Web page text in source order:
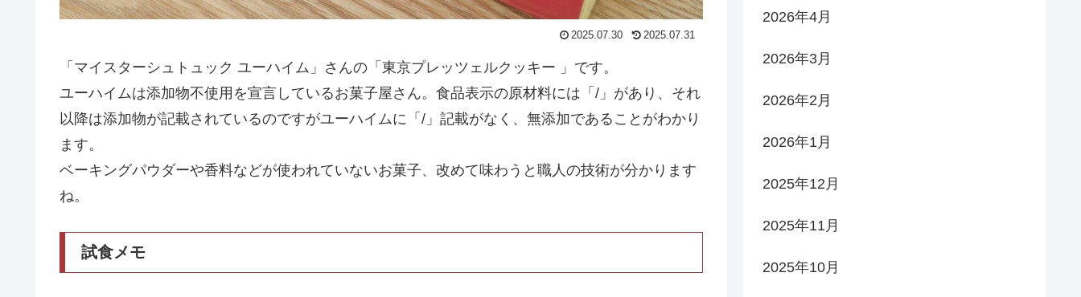
2025.07.30 2025.07.31
「マイスターシュトュック ユーハイム」さんの「東京プレッツェルクッキー 」です。
ユーハイムは添加物不使用を宣言しているお菓子屋さん。食品表示の原材料には「/」があり、それ
以降は添加物が記載されているのですがユーハイムに「/」記載がなく、無添加であることがわかり
ます。
ベーキングパウダーや香料などが使われていないお菓子、改めて味わうと職人の技術が分かります
ね。
試食メモ
2026年4月
2026年3月
2026年2月
2026年1月
2025年12月
2025年11月
2025年10月